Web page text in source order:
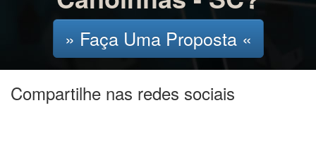
Compartilhe nas redes sociais
Facebook WhatsAppTwitter